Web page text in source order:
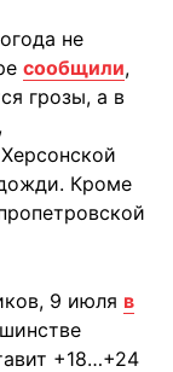
не
сообщили,
грозы, а в
Кроме
9 июля в
+18…+24